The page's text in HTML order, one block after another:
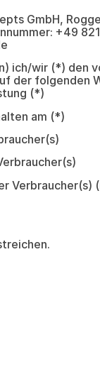
GmbH,
+49
ich/wir (*) den
der folgenden
(*)
am (*)
Verbraucher(s)